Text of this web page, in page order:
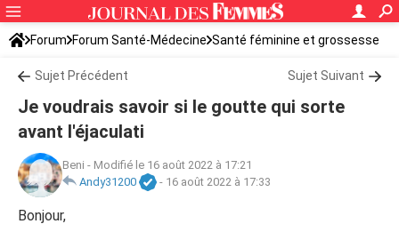
Forum Forum Santé-Médecine Santé féminine et grossesse
Tomber enceinte
Sujet Précédent Sujet Suivant
Je voudrais savoir si le goutte qui sorte
avant l'éjaculati
Beni - Modifié le 16 août 2022 à 17:21
Andy31200
- 16 août 2022 à 17:33
Bonjour,